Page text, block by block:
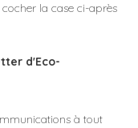
la case ci-après
d'Eco-
à tout